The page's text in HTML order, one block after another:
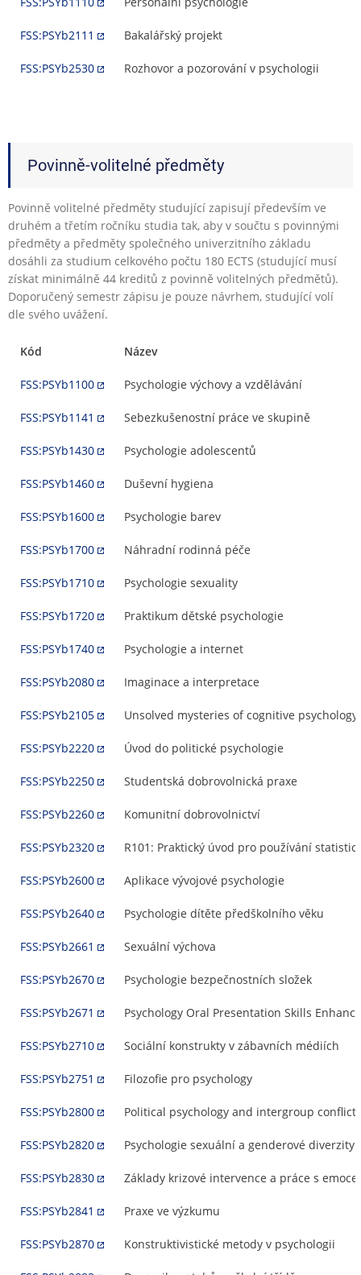
FSS:PSYb2111 Bakalářský projekt
FSS:PSYb2530 Rozhovor a pozorování v psychologii
Povinně-volitelné předměty
Povinně volitelné předměty studující zapisují především ve
druhém a třetím ročníku studia tak, aby v součtu s povinnými
předměty a předměty společného univerzitního základu
dosáhli za studium celkového počtu 180 ECTS (studující musí
získat minimálně 44 kreditů z povinně volitelných předmětů).
Doporučený semestr zápisu je pouze návrhem, studující volí
dle svého uvážení.
Kód Název
FSS:PSYb1100 Psychologie výchovy a vzdělávání
FSS:PSYb1141 Sebezkušenostní práce ve skupině
FSS:PSYb1430 Psychologie adolescentů
FSS:PSYb1460 Duševní hygiena
FSS:PSYb1600 Psychologie barev
FSS:PSYb1700 Náhradní rodinná péče
FSS:PSYb1710 Psychologie sexuality
FSS:PSYb1720 Praktikum dětské psychologie
FSS:PSYb1740 Psychologie a internet
FSS:PSYb2080 Imaginace a interpretace
FSS:PSYb2105 Unsolved mysteries of cognitive psychology
FSS:PSYb2220 Úvod do politické psychologie
FSS:PSYb2250 Studentská dobrovolnická praxe
FSS:PSYb2260 Komunitní dobrovolnictví
FSS:PSYb2320 R101: Praktický úvod pro používání
FSS:PSYb2600 Aplikace vývojové psychologie
FSS:PSYb2640 Psychologie dítěte předškolního věku
FSS:PSYb2661 Sexuální výchova
FSS:PSYb2670 Psychologie bezpečnostních složek
FSS:PSYb2671 Psychology Oral Presentation Skills
FSS:PSYb2710 Sociální konstrukty v zábavních médiích
FSS:PSYb2751 Filozofie pro psychology
FSS:PSYb2800 Political psychology and intergroup conflict
FSS:PSYb2820 Psychologie sexuální a genderové diverzity
FSS:PSYb2830 Základy krizové intervence a práce s
FSS:PSYb2841 Praxe ve výzkumu
FSS:PSYb2870 Konstruktivistické metody v psychologii